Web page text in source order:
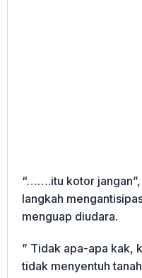
“…….itu kotor
langkah
menguap diudara.
” Tidak apa-apa kak,
tidak menyentuh